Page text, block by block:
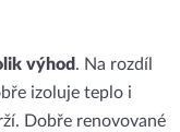
výhod . Na rozdíl
izoluje teplo i
Dobře renovované